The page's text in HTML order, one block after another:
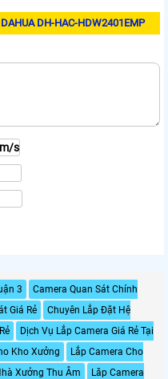
DH-HAC-HDW2401EMP
3
Camera Quan Sát Chính
Giá Rẻ
Chuyên Lắp Đặt Hệ
Dịch Vụ Lắp Camera Giá Rẻ Tại
Kho Xưởng
Lắp Camera Cho
Xưởng Thu Âm
Lăp Camera